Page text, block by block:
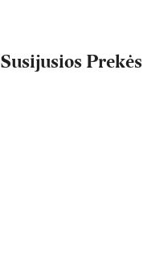
Susijusios Prekės